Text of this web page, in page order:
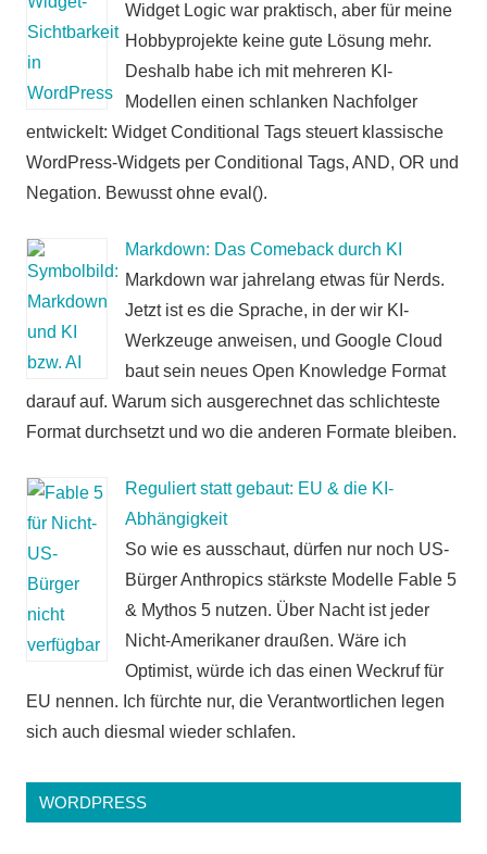
Widget Logic war praktisch, aber für meine
Hobbyprojekte keine gute Lösung mehr.
Deshalb habe ich mit mehreren KI-
Modellen einen schlanken Nachfolger
entwickelt: Widget Conditional Tags steuert klassische
WordPress-Widgets per Conditional Tags, AND, OR und
Negation. Bewusst ohne eval().
Markdown: Das Comeback durch KI
Markdown war jahrelang etwas für Nerds.
Jetzt ist es die Sprache, in der wir KI-
Werkzeuge anweisen, und Google Cloud
baut sein neues Open Knowledge Format
darauf auf. Warum sich ausgerechnet das schlichteste
Format durchsetzt und wo die anderen Formate bleiben.
Reguliert statt gebaut: EU & die KI-
Abhängigkeit
So wie es ausschaut, dürfen nur noch US-
Bürger Anthropics stärkste Modelle Fable 5
& Mythos 5 nutzen. Über Nacht ist jeder
Nicht-Amerikaner draußen. Wäre ich
Optimist, würde ich das einen Weckruf für
EU nennen. Ich fürchte nur, die Verantwortlichen legen
sich auch diesmal wieder schlafen.
WORDPRESS